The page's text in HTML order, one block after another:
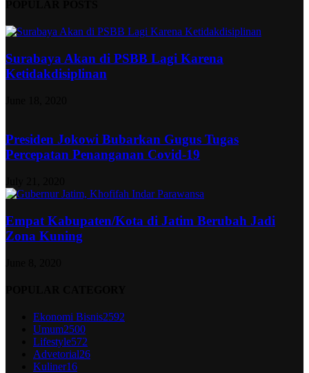
Surabaya Akan di PSBB Lagi Karena
Ketidakdisiplinan
Presiden Jokowi Bubarkan Gugus Tugas
Percepatan Penanganan Covid-19
Empat Kabupaten/Kota di Jatim Berubah Jadi
Zona Kuning
Ekonomi Bisnis2592
Umum2500
Lifestyle572
Advetorial26
Kuliner16